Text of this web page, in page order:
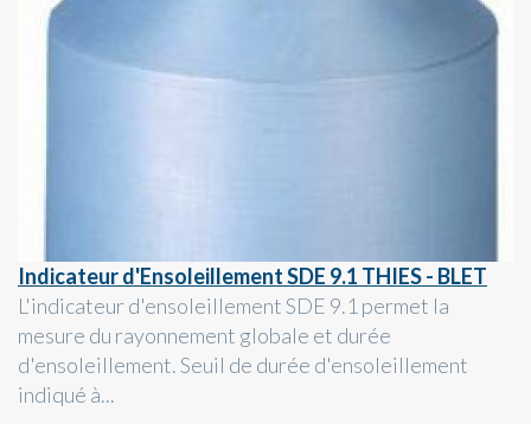
Indicateur d'Ensoleillement SDE 9.1 THIES - BLET
L'indicateur d'ensoleillement SDE 9.1 permet la
mesure du rayonnement globale et durée
d'ensoleillement. Seuil de durée d'ensoleillement
indiqué à...